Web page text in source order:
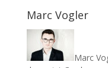
Marc Vogler
Marc